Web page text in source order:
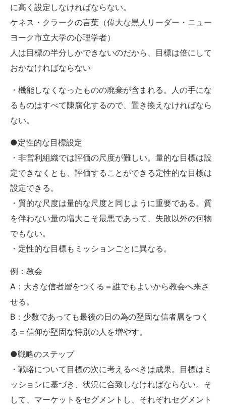
に高く設定しなければならない。
ケネス・クラークの言葉（偉大な黒人リーダー・ニュー
ヨーク市立大学の心理学者）
人は目標の半分しかできないのだから、目標は倍にして
おかなければならない
・機能しなくなったものの廃棄が含まれる。人の手にな
るものはすべて陳腐化するので、置き換えなければなら
ない。
●定性的な目標設定
・非営利組織では評価の尺度が難しい。量的な目標は設
定できなくとも、評価することができる定性的な目標は
設定できる。
・質的な尺度は量的な尺度と同じように重要である。質
を伴わない量の増大こそ最悪であって、失敗以外の何物
でもない。
・定性的な目標もミッションごとに異なる。
例：教会
A：大きな信者層をつくる＝誰でもよいから教会へ来さ
せる。
B：少数であっても最後の日の為の堅固な信者層をつく
る＝信仰が堅固な特別の人を増やす。
●戦略のステップ
・戦略について目標の次に考えるべきは成果。目標はミ
ッションに基づき、状況に合致しなければならない。そ
して、マーケットをセグメントし、それぞれセグメント